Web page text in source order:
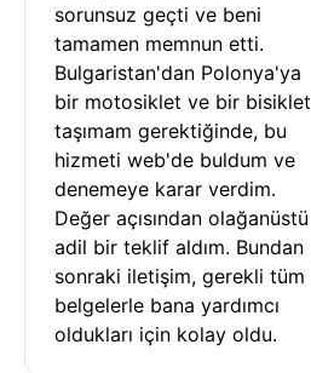
sorunsuz geçti ve beni
tamamen memnun etti.
Bulgaristan'dan Polonya'ya
bir motosiklet ve bir bisiklet
taşımam gerektiğinde, bu
hizmeti web'de buldum ve
denemeye karar verdim.
Değer açısından olağanüstü
adil bir teklif aldım. Bundan
sonraki iletişim, gerekli tüm
belgelerle bana yardımcı
oldukları için kolay oldu.